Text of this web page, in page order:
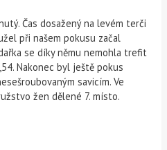
Čas dosažený na levém terči
při našem pokusu začal
se díky němu nemohla trefit
Nakonec byl ještě pokus
savicím. Ve
žen dělené 7. místo.